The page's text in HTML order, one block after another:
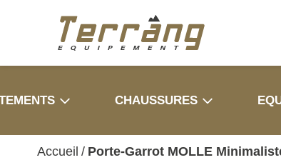
CHAUSSURES
Accueil / Porte-Garrot MOLLE